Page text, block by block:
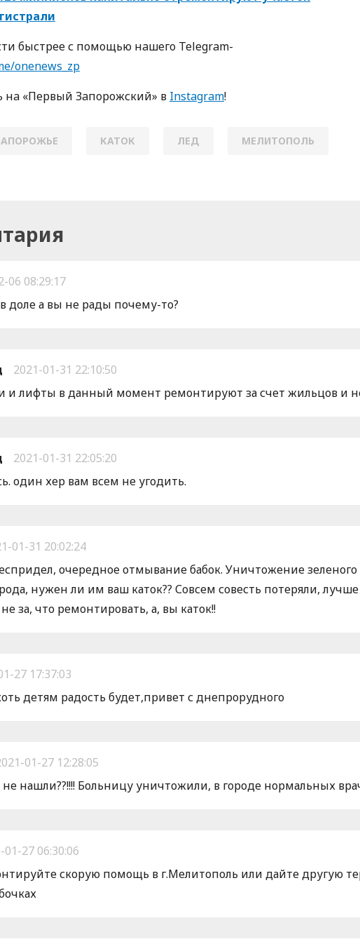
быстрее с пoмoщью нaшегo Telegram-
onenews_zp
нa «Первый Зaпoрoжский» в Instagram!
КАТОК ЛЕД МЕЛИТОПОЛЬ
06 08:29:17
доле а вы не рады почему-то?
2021-01-31 22:10:50
и лифты в данный момент ремонтируют за счет жильцов и
2021-01-31 22:05:20
один хер вам всем не угодить.
01-31 20:02:24
очередное отмывание бабок. Уничтожение
нужен ли им ваш каток?? Совсем совесть потеряли,
за, что ремонтировать, а, вы каток!!
27 17:37:03
детям радость будет,привет с днепрорудного
01-27 12:28:05
не нашли??!!!! Больницу уничтожили, в городе нормальных
01-27 06:30:06
скорую помощь в г.Мелитополь или дайте другую